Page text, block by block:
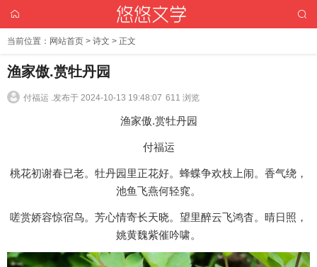
当前位置： 网站首页 > 诗文 > 正文
渔家傲.赏牡丹园
付福运 .发布于 2024-10-13 19:48:07 611 浏览
渔家傲.赏牡丹园
付福运
桃花初谢春已老。牡丹园里正花好。蜂蝶争欢枝上闹。香气绕，
池鱼飞燕何轻窕。
嗟赏娇容惊宿鸟。芳心情寄长天晓。望里醉云飞鸿杳。晴日照，
姚黄魏紫催吟啸。